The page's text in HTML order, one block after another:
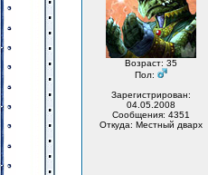
Возраст: 35
Пол:
Зарегистрирован:
04.05.2008
Сообщения: 4351
Откуда: Местный дварх